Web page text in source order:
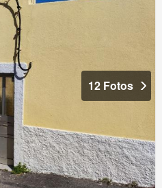
12 Fotos